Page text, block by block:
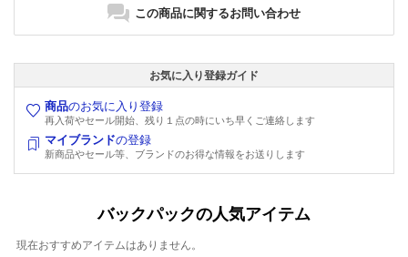
この商品に関するお問い合わせ
お気に入り登録ガイド
商品のお気に入り登録
再入荷やセール開始、残り１点の時にいち早くご連絡します
マイブランドの登録
新商品やセール等、ブランドのお得な情報をお送りします
バックパックの人気アイテム
現在おすすめアイテムはありません。